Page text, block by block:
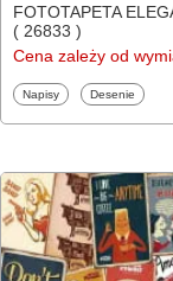
FOTOTAPETA
( 26833 )
Cena zależy od
Fototapety
Napisy Fototapety
Desenie